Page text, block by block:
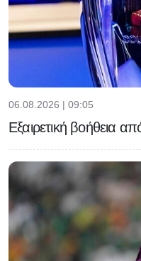
06.08.2026 | 09:05
Εξαιρετική βοήθεια